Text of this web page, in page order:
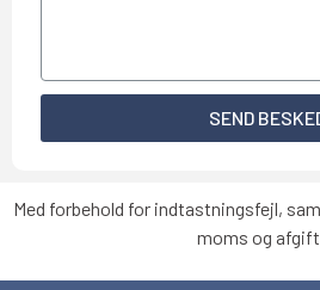
SEND
Med forbehold for indtastningsfejl,
moms og